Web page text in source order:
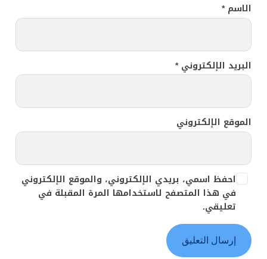
الاسم*
البريد الإلكتروني*
الموقع الإلكتروني
احفظ اسمي، بريدي الإلكتروني، والموقع الإلكتروني
في هذا المتصفح لاستخدامها المرة المقبلة في
تعليقي.